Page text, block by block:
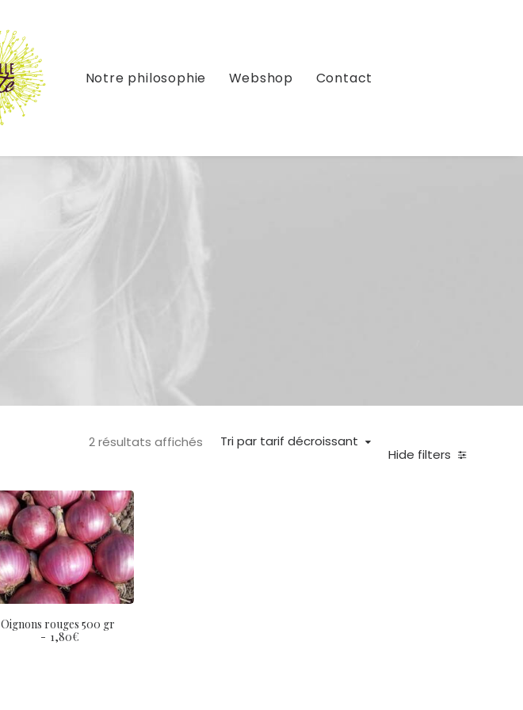
Notre philosophie Webshop Contact
Hide filters
Tri par tarif décroissant
2 résultats affichés
Oignons rouges 500 gr
1,80€